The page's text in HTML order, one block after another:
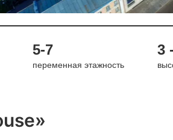
5-7
переменная этажность
3